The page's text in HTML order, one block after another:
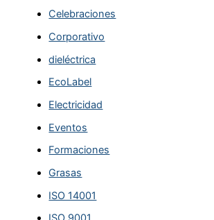
Celebraciones
Corporativo
dieléctrica
EcoLabel
Electricidad
Eventos
Formaciones
Grasas
ISO 14001